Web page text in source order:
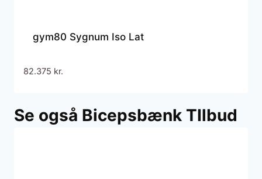
gym80 Sygnum Iso Lat
82.375 kr.
Se også Bicepsbænk TIlbud